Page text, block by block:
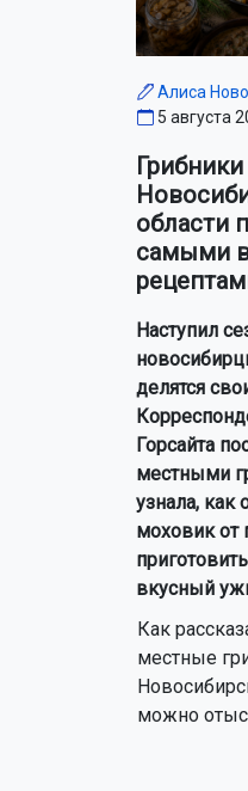
Алиса
5 августа
области
самыми
Наступил
делятся
Горсайта
местными
узнала, как
моховик от
вкусный
Как
местные
можно